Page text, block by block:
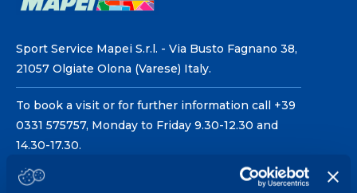
Sport Service Mapei S.r.l. - Via Busto Fagnano 38,
21057 Olgiate Olona (Varese) Italy.
To book a visit or for further information call +39
0331 575757, Monday to Friday 9.30-12.30 and
14.30-17.30.
RECEPTION OPENING HOURS